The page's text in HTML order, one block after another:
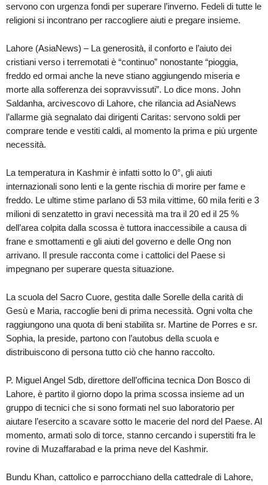
servono con urgenza fondi per superare l’inverno. Fedeli di tutte le
religioni si incontrano per raccogliere aiuti e pregare insieme.
Lahore (AsiaNews) – La generosità, il conforto e l’aiuto dei
cristiani verso i terremotati è “continuo” nonostante “pioggia,
freddo ed ormai anche la neve stiano aggiungendo miseria e
morte alla sofferenza dei sopravvissuti”. Lo dice mons. John
Saldanha, arcivescovo di Lahore, che rilancia ad AsiaNews
l’allarme già segnalato dai dirigenti Caritas: servono soldi per
comprare tende e vestiti caldi, al momento la prima e più urgente
necessità.
La temperatura in Kashmir è infatti sotto lo 0°, gli aiuti
internazionali sono lenti e la gente rischia di morire per fame e
freddo. Le ultime stime parlano di 53 mila vittime, 60 mila feriti e 3
milioni di senzatetto in gravi necessità ma tra il 20 ed il 25 %
dell’area colpita dalla scossa è tuttora inaccessibile a causa di
frane e smottamenti e gli aiuti del governo e delle Ong non
arrivano. Il presule racconta come i cattolici del Paese si
impegnano per superare questa situazione.
La scuola del Sacro Cuore, gestita dalle Sorelle della carità di
Gesù e Maria, raccoglie beni di prima necessità. Ogni volta che
raggiungono una quota di beni stabilita sr. Martine de Porres e sr.
Sophia, la preside, partono con l’autobus della scuola e
distribuiscono di persona tutto ciò che hanno raccolto.
P. Miguel Angel Sdb, direttore dell’officina tecnica Don Bosco di
Lahore, è partito il giorno dopo la prima scossa insieme ad un
gruppo di tecnici che si sono formati nel suo laboratorio per
aiutare l’esercito a scavare sotto le macerie del nord del Paese. Al
momento, armati solo di torce, stanno cercando i superstiti fra le
rovine di Muzaffarabad e la prima neve del Kashmir.
Bundu Khan, cattolico e parrocchiano della cattedrale di Lahore,